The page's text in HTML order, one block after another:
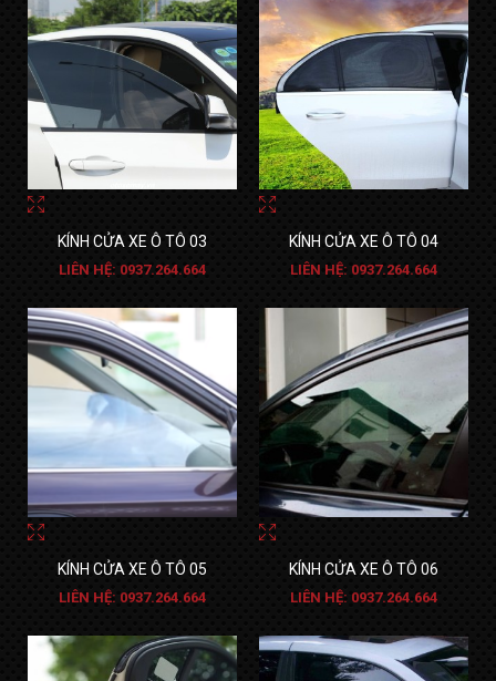
KÍNH CỬA XE Ô TÔ 03
LIÊN HỆ: 0937.264.664
KÍNH CỬA XE Ô TÔ 04
LIÊN HỆ: 0937.264.664
KÍNH CỬA XE Ô TÔ 05
LIÊN HỆ: 0937.264.664
KÍNH CỬA XE Ô TÔ 06
LIÊN HỆ: 0937.264.664